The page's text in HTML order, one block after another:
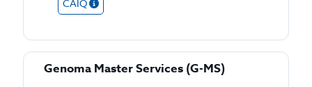
CAIQ
Genoma Master Services (G-MS)